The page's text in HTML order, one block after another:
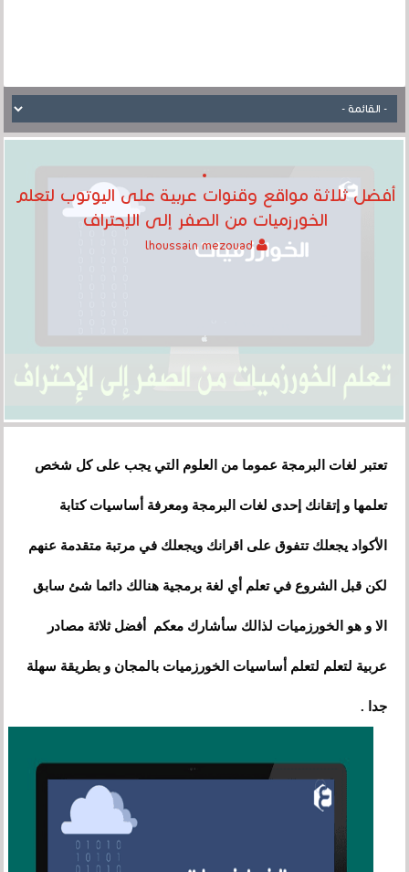
أفضل ثلاثة مواقع وقنوات عربية على اليوتوب لتعلم
الخورزميات من الصفر إلى الإحتراف
lhoussain mezouad
تعتبر لغات البرمجة عموما من العلوم التي يجب على كل شخص
تعلمها و إتقانك إحدى لغات البرمجة ومعرفة أساسيات كتابة
الأكواد يجعلك تتفوق على اقرانك ويجعلك في مرتبة متقدمة عنهم
لكن قبل الشروع في تعلم أي لغة برمجية هنالك دائما شئ سابق
الا و هو الخورزميات لذالك سأشارك معكم أفضل ثلاثة مصادر
عربية لتعلم لتعلم أساسيات الخورزميات بالمجان و بطريقة سهلة
جدا .